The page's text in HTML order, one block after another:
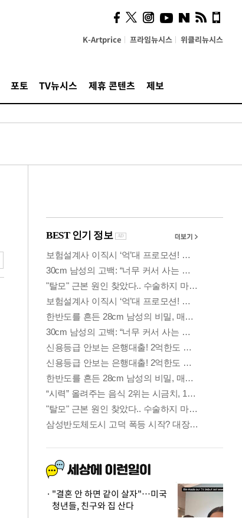
K-Artprice 프라임뉴시스 위클리뉴시스
포토 TV뉴시스 제휴 콘텐츠 제보
사이 해답 찾았죠"…알을
깨고 나온 '초자아'
"결혼 안 하면 같이 살자"…미국
청년들, 친구와 집 산다